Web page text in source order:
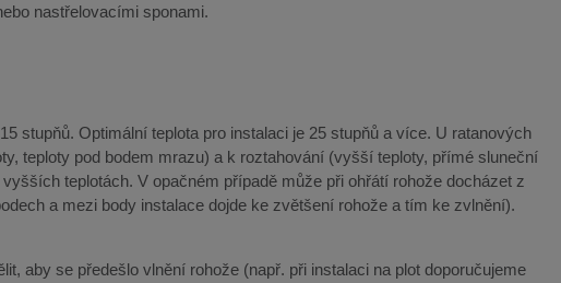
nastřelovacími sponami.
stupňů. Optimální teplota pro instalaci je 25 stupňů a více. U ratanových
teploty pod bodem mrazu) a k roztahování (vyšší teploty, přímé sluneční
teplotách. V opačném případě může při ohřátí rohože docházet z
a mezi body instalace dojde ke zvětšení rohože a tím ke zvlnění).
aby se předešlo vlnění rohože (např. při instalaci na plot doporučujeme